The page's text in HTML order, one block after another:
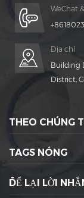
WeChat
Địa chỉ
Building
District,
THEO CHÚNG
TAGS NÓNG
ĐỂ LẠI LỜI